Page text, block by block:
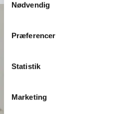
Nødvendig
Præferencer
Statistik
Marketing